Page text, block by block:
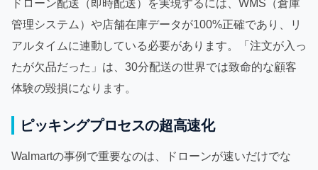
ドローン配送（即時配送）を実現するには、WMS（倉庫
管理システム）や店舗在庫データが100%正確であり、リ
アルタイムに連動している必要があります。「注文が入っ
たが欠品だった」は、30分配送の世界では致命的な顧客
体験の毀損になります。
ピッキングプロセスの超高速化
Walmartの事例で重要なのは、ドローンが速いだけでな